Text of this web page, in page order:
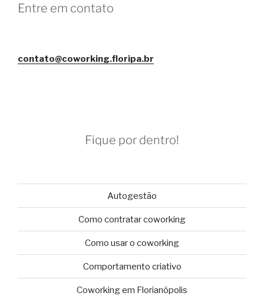
Entre em contato
contato@coworking.floripa.br
Fique por dentro!
Autogestão
Como contratar coworking
Como usar o coworking
Comportamento criativo
Coworking em Florianópolis